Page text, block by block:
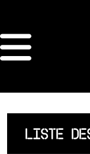
ORDRE
LISTE